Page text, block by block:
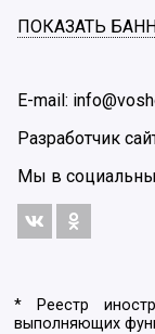
ПОКАЗАТЬ
E-mail:
Разработчик
Мы в
* Реестр
выполняющих